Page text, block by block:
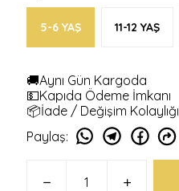
5-6 YAŞ 11-12 YAŞ
🚚Aynı Gün Kargoda
💵Kapıda Ödeme İmkanı
📦İade / Değişim Kolaylığı
Paylaş: